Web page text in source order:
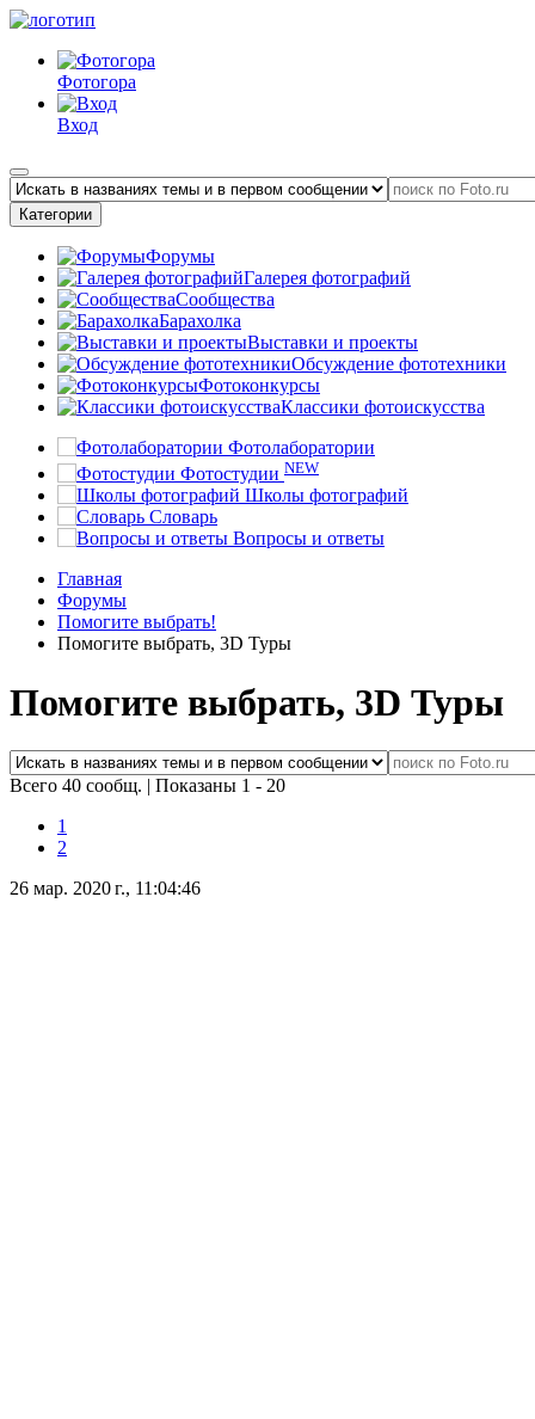
Фотогора
Вход
Категории
Форумы
Галерея фотографий
Сообщества
Барахолка
Выставки и проекты
Обсуждение фототехники
Фотоконкурсы
Классики фотоискусства
Фотолаборатории
Фотостудии NEW
Школы фотографий
Словарь
Вопросы и ответы
Главная
Форумы
Помогите выбрать!
Помогите выбрать, 3D Туры
Помогите выбрать, 3D Туры
Всего 40 сообщ. | Показаны 1 - 20
1
2
26 мар. 2020 г., 11:04:46